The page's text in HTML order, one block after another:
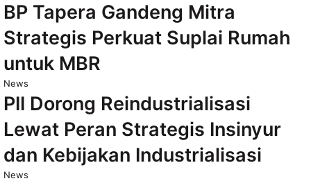
BP Tapera Gandeng Mitra
Strategis Perkuat Suplai Rumah
untuk MBR
News
PII Dorong Reindustrialisasi
Lewat Peran Strategis Insinyur
dan Kebijakan Industrialisasi
News